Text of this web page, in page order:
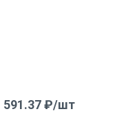
591.37₽/шт